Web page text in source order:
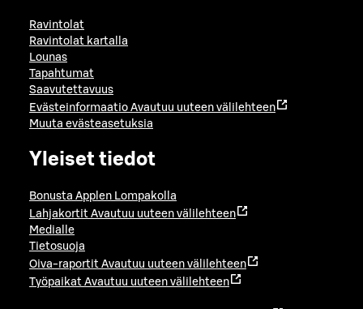
Ravintolat
Ravintolat kartalla
Lounas
Tapahtumat
Saavutettavuus
Evästeinformaatio Avautuu uuteen välilehteen
Muuta evästeasetuksia
Yleiset tiedot
Bonusta Applen Lompakolla
Lahjakortit Avautuu uuteen välilehteen
Medialle
Tietosuoja
Oiva-raportit Avautuu uuteen välilehteen
Työpaikat Avautuu uuteen välilehteen